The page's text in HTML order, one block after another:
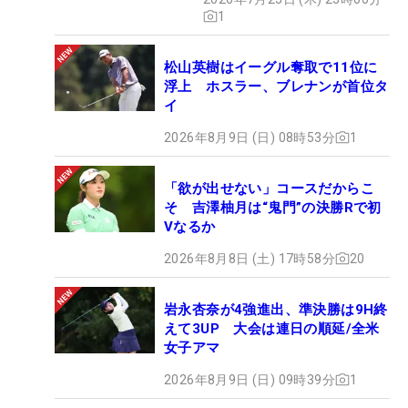
1
松山英樹はイーグル奪取で11位に
浮上 ホスラー、ブレナンが首位タ
イ
2026年8月9日 (日) 08時53分 1
「欲が出せない」コースだからこ
そ 吉澤柚月は“鬼門”の決勝Rで初
Vなるか
2026年8月8日 (土) 17時58分 20
岩永杏奈が4強進出、準決勝は9H終
えて3UP 大会は連日の順延/全米
女子アマ
2026年8月9日 (日) 09時39分 1